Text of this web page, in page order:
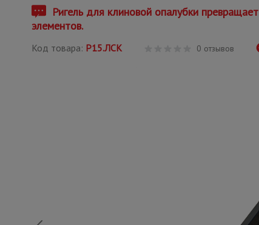
Подмости строительные
Строительные подъемники
Оборудование для работы с
Оборудование для бетонных
Ригель для клиновой опалубки
элементов.
Код товара: Р15.ЛСК 0 отзывов